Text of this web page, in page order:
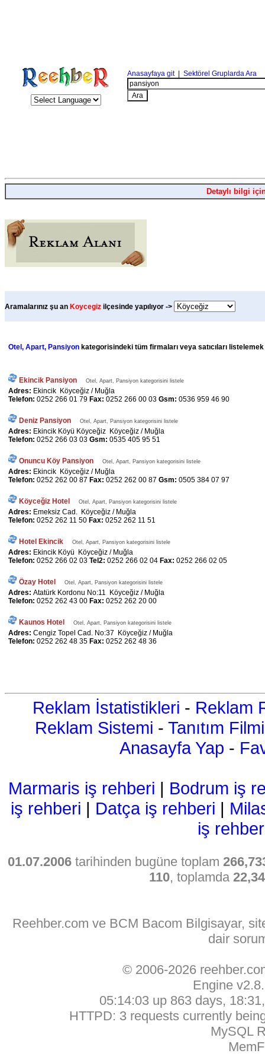
Anasayfaya git| Sektörel Gruplarda Ara
Detaylı bilgi
Aramalarınız şu an Koycegiz ilçesinde yapılıyor ->
Otel, Apart, Pansiyon kategorisindeki tüm firmaları veya satıcıları
Ekincik Pansiyon Otel, Apart, Pansiyon kategorisini listele
Adres: Ekincik Köyceğiz / Muğla
Telefon: 0252 266 01 79 Fax: 0252 266 00 03 Gsm: 0536 959 46 90
Deniz Pansiyon Otel, Apart, Pansiyon kategorisini listele
Adres: Ekincik Köyü Köyceğiz Köyceğiz / Muğla
Telefon: 0252 266 03 03 Gsm: 0535 405 95 51
Onuncu Köy Pansiyon Otel, Apart, Pansiyon kategorisini listele
Adres: Ekincik Köyceğiz / Muğla
Telefon: 0252 262 00 87 Fax: 0252 262 00 87 Gsm: 0505 384 07 97
Köyceğiz Hotel Otel, Apart, Pansiyon kategorisini listele
Adres: Emeksiz Cad. Köyceğiz / Muğla
Telefon: 0252 262 11 50 Fax: 0252 262 11 51
Hotel Ekincik Otel, Apart, Pansiyon kategorisini listele
Adres: Ekincik Köyü Köyceğiz / Muğla
Telefon: 0252 266 02 03 Tel2: 0252 266 02 04 Fax: 0252 266 02 05
Özay Hotel Otel, Apart, Pansiyon kategorisini listele
Adres: Atatürk Kordonu No:11 Köyceğiz / Muğla
Telefon: 0252 262 43 00 Fax: 0252 262 20 00
Kaunos Hotel Otel, Apart, Pansiyon kategorisini listele
Adres: Cengiz Topel Cad. No:37 Köyceğiz / Muğla
Telefon: 0252 262 48 35 Fax: 0252 262 48 36
Reklam İstatistikleri - Reklam
Reklam Sistemi - Tanıtım Filmi
Anasayfa Yap -
Marmaris iş rehberi | Bodrum iş
iş rehberi | Datça iş rehberi |
iş
01.07.2006tarihinden bugüne toplam
110, toplamda
Reehber.com ve BCM Bacom Bilgisayar,
dair
© 2006-2026
Engine
05:14:03 up 863 days,
HTTPD: 3 requests currently
MySQL